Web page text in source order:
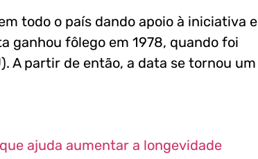
todo o país dando apoio à iniciativa e
ganhou fôlego em 1978, quando foi
A partir de então, a data se tornou um
ajuda aumentar a longevidade